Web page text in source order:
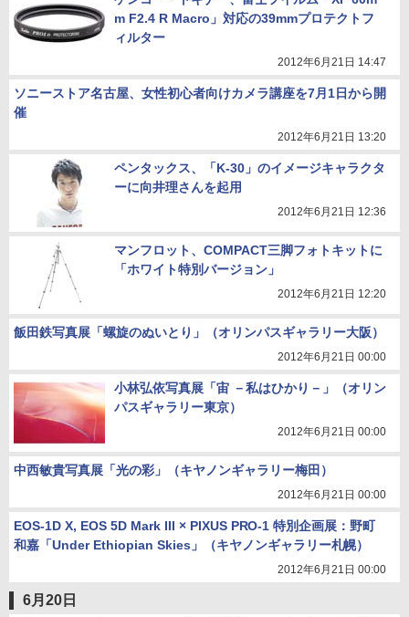
m F2.4 R Macro」対応の39mmプロテクトフ
ィルター
2012年6月21日 14:47
ソニーストア名古屋、女性初心者向けカメラ講座を7月1日から開
催
2012年6月21日 13:20
ペンタックス、「K-30」のイメージキャラクタ
ーに向井理さんを起用
2012年6月21日 12:36
マンフロット、COMPACT三脚フォトキットに
「ホワイト特別バージョン」
2012年6月21日 12:20
飯田鉄写真展「螺旋のぬいとり」（オリンパスギャラリー大阪）
2012年6月21日 00:00
小林弘依写真展「宙 －私はひかり－」（オリン
パスギャラリー東京）
2012年6月21日 00:00
中西敏貴写真展「光の彩」（キヤノンギャラリー梅田）
2012年6月21日 00:00
EOS-1D X, EOS 5D Mark III × PIXUS PRO-1 特別企画展：野町
和嘉「Under Ethiopian Skies」（キヤノンギャラリー札幌）
2012年6月21日 00:00
6月20日